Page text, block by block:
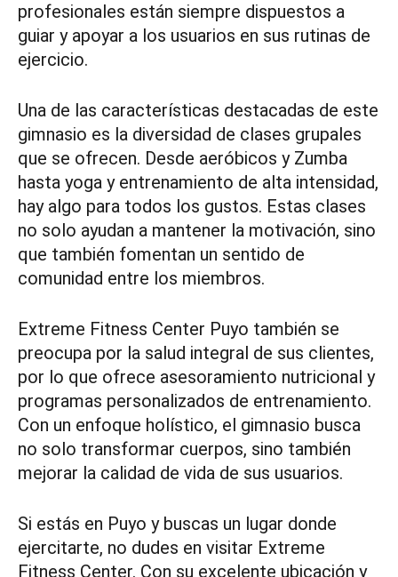
profesionales están siempre dispuestos a
guiar y apoyar a los usuarios en sus rutinas de
ejercicio.
Una de las características destacadas de este
gimnasio es la diversidad de clases grupales
que se ofrecen. Desde aeróbicos y Zumba
hasta yoga y entrenamiento de alta intensidad,
hay algo para todos los gustos. Estas clases
no solo ayudan a mantener la motivación, sino
que también fomentan un sentido de
comunidad entre los miembros.
Extreme Fitness Center Puyo también se
preocupa por la salud integral de sus clientes,
por lo que ofrece asesoramiento nutricional y
programas personalizados de entrenamiento.
Con un enfoque holístico, el gimnasio busca
no solo transformar cuerpos, sino también
mejorar la calidad de vida de sus usuarios.
Si estás en Puyo y buscas un lugar donde
ejercitarte, no dudes en visitar Extreme
Fitness Center. Con su excelente ubicación y